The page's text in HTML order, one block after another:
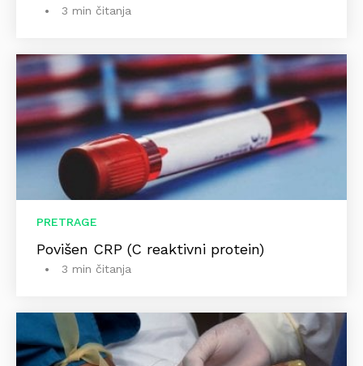
3 min čitanja
PRETRAGE
Povišen CRP (C reaktivni protein)
3 min čitanja